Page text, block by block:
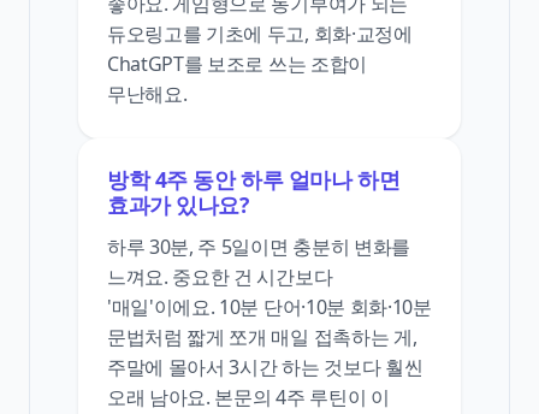
듀오링고를 기초에 두고, 회화·교정에
ChatGPT를 보조로 쓰는 조합이
무난해요.
방학 4주 동안 하루 얼마나 하면
효과가 있나요?
하루 30분, 주 5일이면 충분히 변화를
느껴요. 중요한 건 시간보다
'매일'이에요. 10분 단어·10분 회화·10분
문법처럼 짧게 쪼개 매일 접촉하는 게,
주말에 몰아서 3시간 하는 것보다 훨씬
오래 남아요. 본문의 4주 루틴이 이